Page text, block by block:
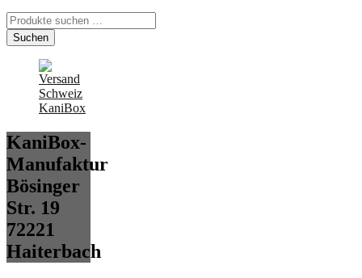
Suchen
nach:
Suchen
KaniBox-
Manufaktur
Bösinger
Str. 19
72221
Haiterbach